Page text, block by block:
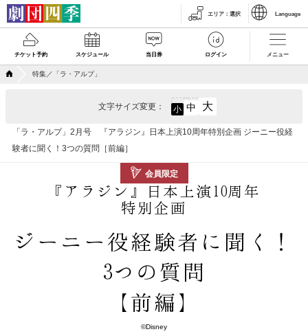
エリア ： 選択 Language
チケット予約 スケジュール 当日券 ログイン メニュー
特集／「ラ・アルプ」
「ラ・アルプ」2月号 『アラジン』日本上演10周年特別企画 ジーニー役経
験者に聞く！3つの質問［前編］
文字サイズ変更： 小 中 大
会員限定
『アラジン』日本上演10周年
特別企画
ジーニー役経験者に聞く！
3つの質問
【前編】
©Disney